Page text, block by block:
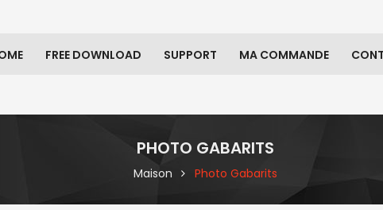
FREE DOWNLOAD SUPPORT MA COMMANDE
PHOTO GABARITS
Maison Photo Gabarits